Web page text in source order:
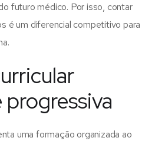
futuro médico. Por isso, contar
é um diferencial competitivo para
uma formação organizada ao